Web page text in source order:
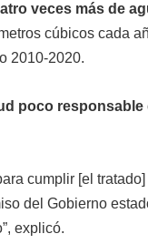
veces más de
cúbicos cada
2010-2020.
poco
cumplir [el
del Gobierno
explicó.